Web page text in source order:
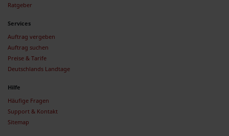
Ratgeber
Services
Auftrag vergeben
Auftrag suchen
Preise & Tarife
Deutschlands Landtage
Hilfe
Häufige Fragen
Support & Kontakt
Sitemap